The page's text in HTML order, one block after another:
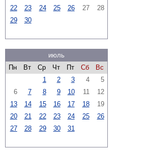
22
23 24 25 26 27
28
29
30
июль
Пн
Вт Ср Чт Пт Сб
Вс
1
2 3 4
5
6
7 8 9 10 11
12
13
14 15 16 17 18
19
20
21 22 23 24 25
26
27
28 29 30 31